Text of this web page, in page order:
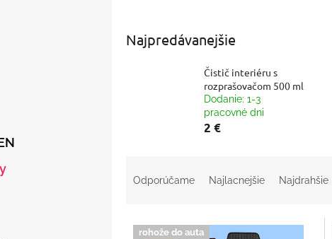
Najpredávanejšie
Čistič interiéru s
rozprašovačom 500 ml
Dodanie: 1-3
pracovné dni
2 €
Odporúčame Najlacnejšie Najdrahšie
V rohože do auta